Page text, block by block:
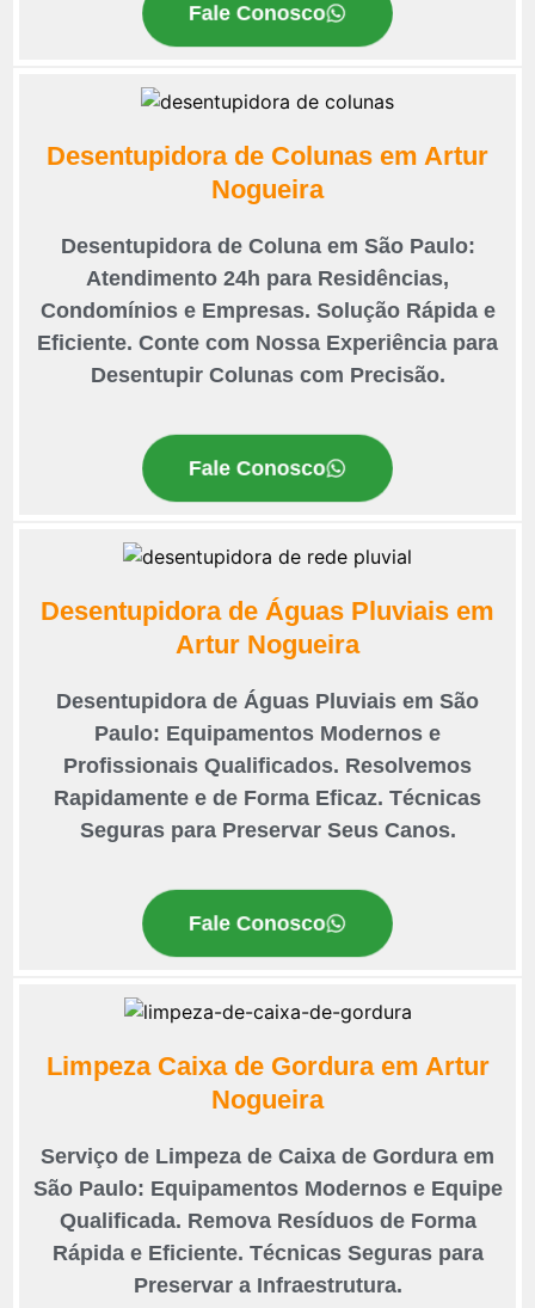
Fale Conosco
Desentupidora de Colunas em Artur
Nogueira
Desentupidora de Coluna em São Paulo:
Atendimento 24h para Residências,
Condomínios e Empresas. Solução Rápida e
Eficiente. Conte com Nossa Experiência para
Desentupir Colunas com Precisão.
Fale Conosco
Desentupidora de Águas Pluviais em
Artur Nogueira
Desentupidora de Águas Pluviais em São
Paulo: Equipamentos Modernos e
Profissionais Qualificados. Resolvemos
Rapidamente e de Forma Eficaz. Técnicas
Seguras para Preservar Seus Canos.
Fale Conosco
Limpeza Caixa de Gordura em Artur
Nogueira
Serviço de Limpeza de Caixa de Gordura em
São Paulo: Equipamentos Modernos e Equipe
Qualificada. Remova Resíduos de Forma
Rápida e Eficiente. Técnicas Seguras para
Preservar a Infraestrutura.